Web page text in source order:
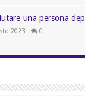
una persona
2023 0